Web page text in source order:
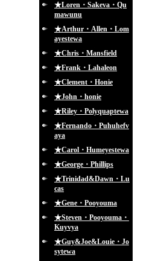
★Loren・Sakeva・Qu
mawunu
★Arthur・Allen・Lom
ayestewa
★Chris・Mansfield
★Frank・Lahaleon
★Clement・Honie
★John・honie
★Riley・Polyquaptewa
★Fernando・Puhuhefv
aya
★Carol・Humeyestewa
★George・Phillips
★Trinidad&Dawn・Lu
cas
★Gene・Pooyouma
★Steven・Pooyouma・
Kuyvya
★Guy&Joe&Louie・Jo
sytewa